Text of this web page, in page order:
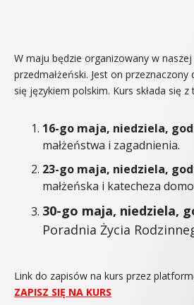
W maju będzie organizowany w
przedmałżeński. Jest on przeznaczony
się językiem polskim. Kurs składa się
16-go maja, niedziela,
małżeństwa i zagadnienia.
23-go maja, niedziela,
małżeńska i katecheza
30-go maja, niedziela,
Poradnia Życia
Link do zapisów na kurs przez
ZAPISZ SIĘ NA KURS